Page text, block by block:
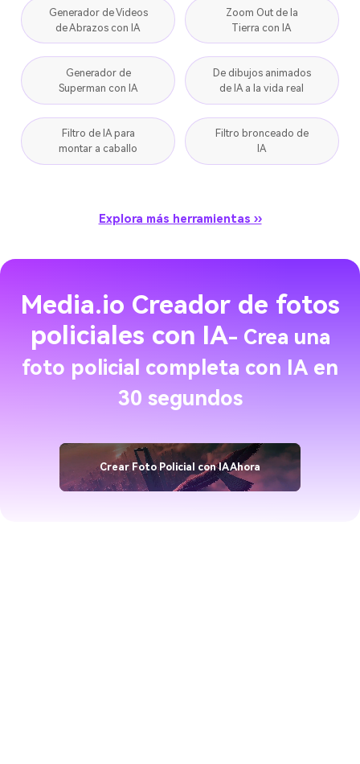
Generador de Videos
de Abrazos con IA
Zoom Out de la
Tierra con IA
Generador de
Superman con IA
De dibujos animados
de IA a la vida real
Filtro de IA para
montar a caballo
Filtro bronceado de
IA
Explora más herramientas ››
Media.io Creador de fotos
policiales con IA- Crea una
foto policial completa con IA en
30 segundos
Crear Foto Policial con IA Ahora